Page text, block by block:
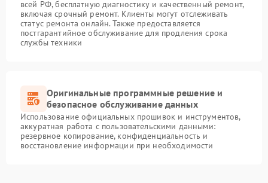
всей РФ, бесплатную диагностику и качественный ремонт,
включая срочный ремонт. Клиенты могут отслеживать
статус ремонта онлайн. Также предоставляется
постгарантийное обслуживание для продления срока
службы техники
Оригинальные программные решение и
безопасное обслуживание данных
Использование официальных прошивок и инструментов,
аккуратная работа с пользовательскими данными:
резервное копирование, конфиденциальность и
восстановление информации при необходимости